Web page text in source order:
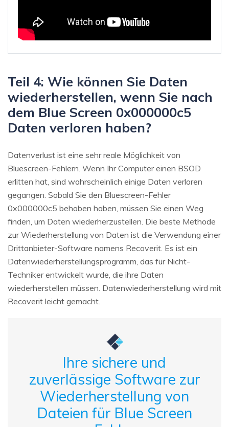
Teil 4: Wie können Sie Daten
wiederherstellen, wenn Sie nach
dem Blue Screen 0x000000c5
Daten verloren haben?
Datenverlust ist eine sehr reale Möglichkeit von
Bluescreen-Fehlern. Wenn Ihr Computer einen BSOD
erlitten hat, sind wahrscheinlich einige Daten verloren
gegangen. Sobald Sie den Bluescreen-Fehler
0x000000c5 behoben haben, müssen Sie einen Weg
finden, um Daten wiederherzustellen. Die beste Methode
zur Wiederherstellung von Daten ist die Verwendung einer
Drittanbieter-Software namens Recoverit. Es ist ein
Datenwiederherstellungsprogramm, das für Nicht-
Techniker entwickelt wurde, die ihre Daten
wiederherstellen müssen. Datenwiederherstellung wird mit
Recoverit leicht gemacht.
Ihre sichere und
zuverlässige Software zur
Wiederherstellung von
Dateien für Blue Screen